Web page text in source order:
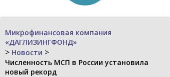
Микрофинансовая компания
«ДАГЛИЗИНГФОНД»
> Новости >
Численность МСП в России установила
новый рекорд